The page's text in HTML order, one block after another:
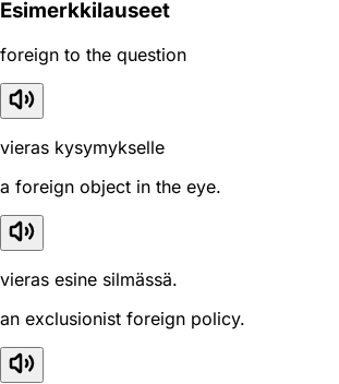
Esimerkkilauseet
foreign to the question
vieras kysymykselle
a foreign object in the eye.
vieras esine silmässä.
an exclusionist foreign policy.